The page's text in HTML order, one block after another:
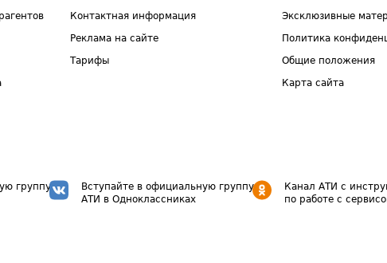
Контактная информация
Реклама на сайте
Тарифы
Эксклюзивные
Политика
Общие положения
Карта сайта
группу
Вступайте в официальную группу
АТИ в Одноклассниках
Канал АТИ с
по работе с